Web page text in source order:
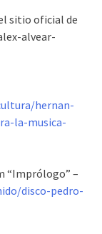
sitio oficial de
alvear-
hernan-
la-musica-
“Imprólogo” –
disco-pedro-